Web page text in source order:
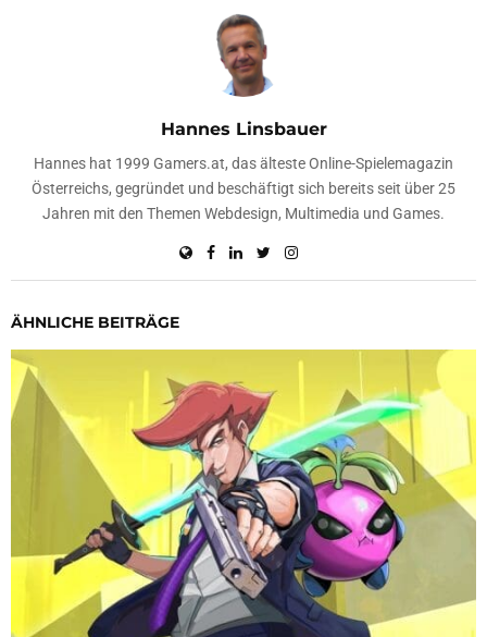
Hannes Linsbauer
Hannes hat 1999 Gamers.at, das älteste Online-Spielemagazin
Österreichs, gegründet und beschäftigt sich bereits seit über 25
Jahren mit den Themen Webdesign, Multimedia und Games.
ÄHNLICHE BEITRÄGE